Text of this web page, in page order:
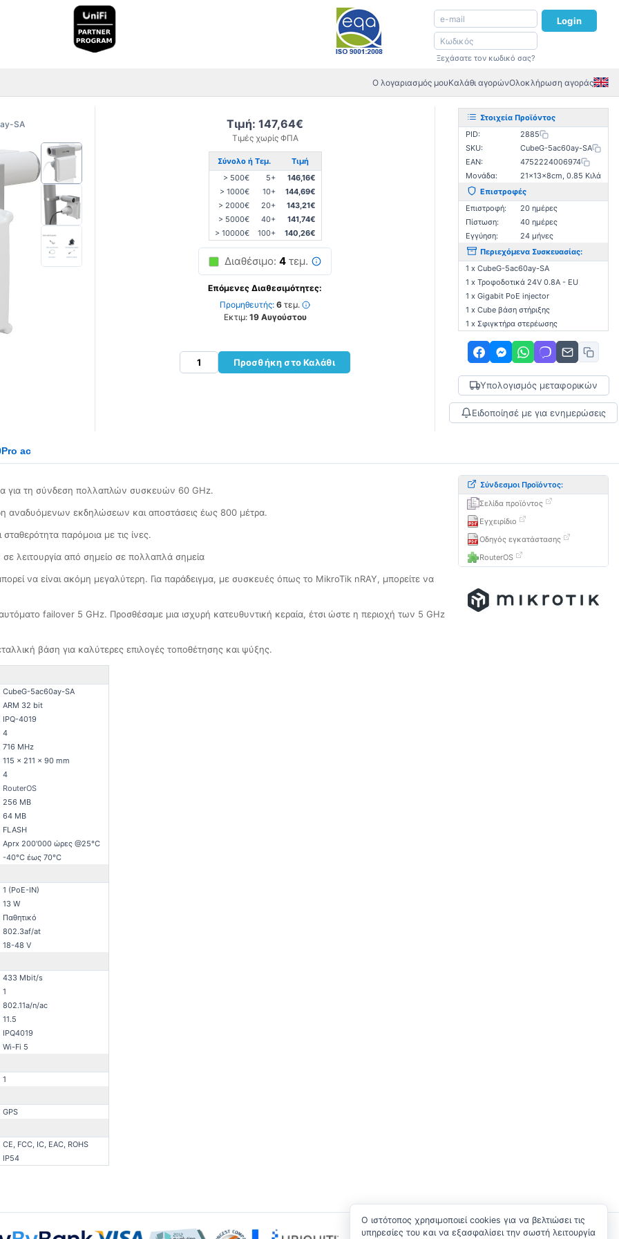
Login
Ξεχάσατε τον κωδικό σας?
Ο λογαριασμός μουΚαλάθι αγορώνΟλοκλήρωση αγοράς
Τιμή: 147,64€
Τιμές χωρίς ΦΠΑ
Σύνολο ή Τεμ.
Τιμή
> 500€
5+
146,16€
> 1000€
10+
144,69€
> 2000€
20+
143,21€
> 5000€
40+
141,74€
> 10000€
100+ 140,26€
Διαθέσιμο: 4 τεμ.
Επόμενες Διαθεσιμότητες:
Προμηθευτής: 6 τεμ.
Εκτιμ: 19 Αυγούστου
Προσθήκη στο Καλάθι
Στοιχεία Προϊόντος
PID:
2885
SKU:
CubeG-5ac60ay-SA
EAN:
4752224006974
Μονάδα:
21×13×8cm, 0.85 Κιλά
Επιστροφές
Επιστροφή:
20 ημέρες
Πίστωση:
40 ημέρες
Εγγύηση:
24 μήνες
Περιεχόμενα Συσκευασίας:
1 x CubeG-5ac60ay-SA
1 x Τροφοδοτικά 24V 0.8A - EU
1 x Gigabit PoE injector
1 x Cube βάση στήριξης
1 x Σφιγκτήρα στερέωσης
Υπολογισμός μεταφορικών
Ειδοποίησέ με για ενημερώσεις
SA
ac
για τη σύνδεση πολλαπλών συσκευών 60 GHz.
αναδυόμενων εκδηλώσεων και αποστάσεις έως 800 μέτρα.
παρόμοια με τις ίνες.
λειτουργία από σημείο σε πολλαπλά σημεία
να είναι ακόμη μεγαλύτερη. Για παράδειγμα, με συσκευές όπως το MikroTik nRAY, μπορείτε να
failover 5 GHz. Προσθέσαμε μια ισχυρή κατευθυντική κεραία, έτσι ώστε η περιοχή των 5 GHz
βάση για καλύτερες επιλογές τοποθέτησης και ψύξης.
CubeG-5ac60ay-SA
ARM 32 bit
IPQ-4019
4
716 MHz
115 x 211 x 90 mm
4
RouterOS
256 MB
64 MB
FLASH
Aprx 200'000 ώρες @25°C
-40°C έως 70°C
1 (PoE-IN)
13 W
Παθητικό
802.3af/at
18-48 V
433 Mbit/s
1
802.11a/n/ac
11.5
IPQ4019
Wi-Fi 5
1
GPS
CE, FCC, IC, EAC, ROHS
IP54
Σύνδεσμοι Προϊόντος:
Σελίδα προϊόντος
Εγχειρίδιο
Οδηγός εγκατάστασης
RouterOS
O ιστότοπος χρησιμοποιεί cookies για να βελτιώσει τις
υπηρεσίες του και να εξασφαλίσει την σωστή λειτουργία